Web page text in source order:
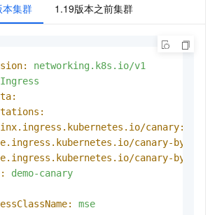
本集群 1.19版本之前集群
networking.k8s.io/v1
Ingress
canary:
canary-by-
canary-by-
demo-canary
mse